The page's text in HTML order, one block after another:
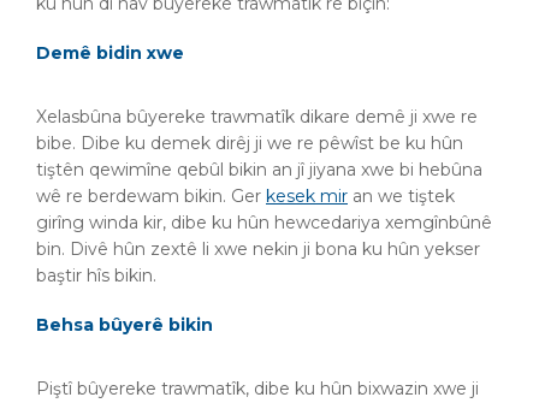
Demê bidin xwe
Xelasbûna bûyereke trawmatîk dikare demê ji xwe re
bibe. Dibe ku demek dirêj ji we re pêwîst be ku hûn
tiştên qewimîne qebûl bikin an jî jiyana xwe bi hebûna
wê re berdewam bikin. Ger kesek mir an we tiştek
girîng winda kir, dibe ku hûn hewcedariya xemgînbûnê
bin. Divê hûn zextê li xwe nekin ji bona ku hûn yekser
baştir hîs bikin.
Behsa bûyerê bikin
Piştî bûyereke trawmatîk, dibe ku hûn bixwazin xwe ji